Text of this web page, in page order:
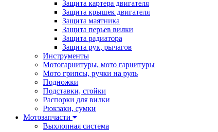
Защита картера двигателя
Защита крышек двигателя
Защита маятника
Защита перьев вилки
Защита радиатора
Защита рук, рычагов
Инструменты
Мотогарнитуры, мото гарнитуры
Мото грипсы, ручки на руль
Подножки
Подставки, стойки
Распорки для вилки
Рюкзаки, сумки
Мотозапчасти
Выхлопная система